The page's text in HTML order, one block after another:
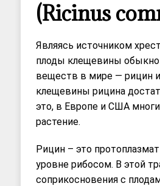
(Ricinus
Являясь источником
плоды клещевины
веществ в мире — рицин
клещевины рицина
это, в Европе и США
растение.
Рицин – это
уровне рибосом. В этой
соприкосновения с